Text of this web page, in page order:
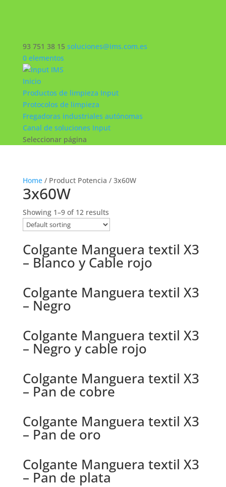
93 751 38 15 soluciones@ims.com.es
0 elementos
Inicio
Productos de limpieza Input
Protocolos de limpieza
Fregadoras industriales autónomas
Canal de soluciones Input
Seleccionar página
Home/ Product Potencia / 3x60W
3x60W
Showing 1–9 of 12 results
Colgante Manguera textil X3
– Blanco y Cable rojo
Colgante Manguera textil X3
– Negro
Colgante Manguera textil X3
– Negro y cable rojo
Colgante Manguera textil X3
– Pan de cobre
Colgante Manguera textil X3
– Pan de oro
Colgante Manguera textil X3
– Pan de plata